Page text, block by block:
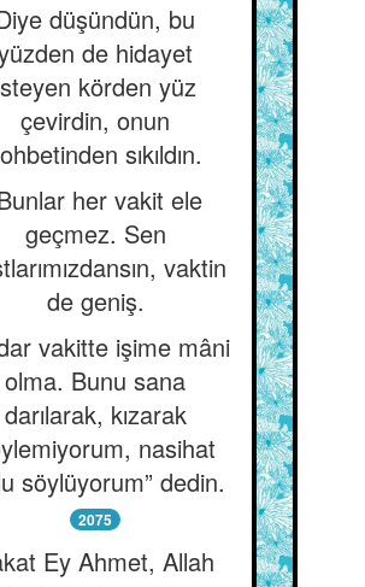
düşündün, bu
de hidayet
körden yüz
çevirdin, onun
sıkıldın.
her vakit ele
geçmez. Sen
vaktin
de geniş.
vakitte işime mâni
olma. Bunu sana
darılarak, kızarak
nasihat
söylüyorum” dedin.
2075
Ey Ahmet, Allah